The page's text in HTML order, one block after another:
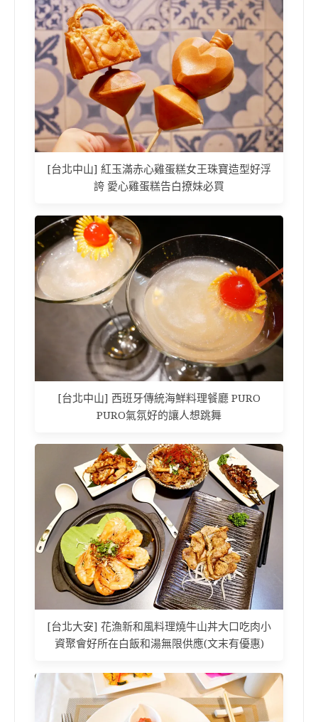
[台北中山] 紅玉滿赤心雞蛋糕女王珠寶造型好浮
誇 愛心雞蛋糕告白撩妹必買
[台北中山] 西班牙傳統海鮮料理餐廳 PURO
PURO氣氛好的讓人想跳舞
[台北大安] 花漁新和風料理燒牛山丼大口吃肉小
資聚會好所在白飯和湯無限供應(文末有優惠)